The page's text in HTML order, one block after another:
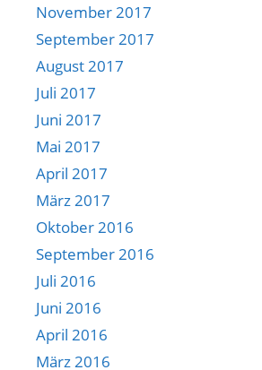
November 2017
September 2017
August 2017
Juli 2017
Juni 2017
Mai 2017
April 2017
März 2017
Oktober 2016
September 2016
Juli 2016
Juni 2016
April 2016
März 2016